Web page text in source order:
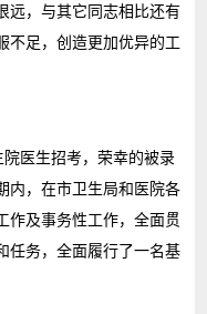
远，与其它同志相比还有
不足，创造更加优异的工
医生招考，荣幸的被录
内，在市卫生局和医院各
作及事务性工作，全面贯
任务，全面履行了一名基